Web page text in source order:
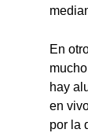
En
hay
en
por la